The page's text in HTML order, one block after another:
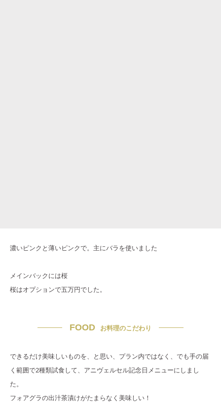
濃いピンクと薄いピンクで。主にバラを使いました
メインバックには桜
桜はオプションで五万円でした。
FOOD お料理のこだわり
できるだけ美味しいものを、と思い、プラン内ではなく、でも手の届
く範囲で2種類試食して、アニヴェルセル記念日メニューにしまし
た。
フォアグラの出汁茶漬けがたまらなく美味しい！